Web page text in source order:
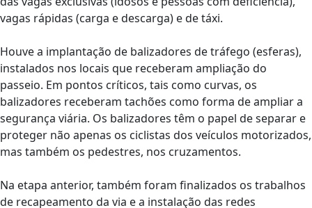
vagas rápidas (carga e descarga) e de táxi.
Houve a implantação de balizadores de tráfego (esferas),
instalados nos locais que receberam ampliação do
passeio. Em pontos críticos, tais como curvas, os
balizadores receberam tachões como forma de ampliar a
segurança viária. Os balizadores têm o papel de separar e
proteger não apenas os ciclistas dos veículos motorizados,
mas também os pedestres, nos cruzamentos.
Na etapa anterior, também foram finalizados os trabalhos
de recapeamento da via e a instalação das redes